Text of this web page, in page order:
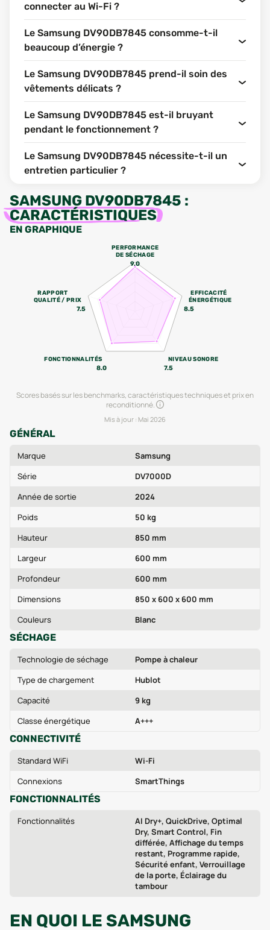
connecter au Wi-Fi ?
Le Samsung DV90DB7845 consomme-t-il
beaucoup d’énergie ?
Le Samsung DV90DB7845 prend-il soin des
vêtements délicats ?
Le Samsung DV90DB7845 est-il bruyant
pendant le fonctionnement ?
Le Samsung DV90DB7845 nécessite-t-il un
entretien particulier ?
SAMSUNG DV90DB7845 :
CARACTÉRISTIQUES
EN GRAPHIQUE
PERFORMANCE
DE SÉCHAGE
9.0
EFFICACITÉ
ÉNERGÉTIQUE
8.5
NIVEAU SONORE
7.5
FONCTIONNALITÉS
8.0
RAPPORT
QUALITÉ / PRIX
7.5
Scores basés sur les benchmarks, caractéristiques techniques et prix en
reconditionné.
Mis à jour : Mai 2026
GÉNÉRAL
Marque
Samsung
Série
DV7000D
Année de sortie
2024
Poids
50 kg
Hauteur
850 mm
Largeur
600 mm
Profondeur
600 mm
Dimensions
850 x 600 x 600 mm
Couleurs
Blanc
SÉCHAGE
Technologie de séchage
Pompe à chaleur
Type de chargement
Hublot
Capacité
9 kg
Classe énergétique
A+++
CONNECTIVITÉ
Standard WiFi
Wi-Fi
Connexions
SmartThings
FONCTIONNALITÉS
Fonctionnalités
AI Dry+, QuickDrive, Optimal
Dry, Smart Control, Fin
différée, Affichage du temps
restant, Programme rapide,
Sécurité enfant, Verrouillage
de la porte, Éclairage du
tambour
EN QUOI LE SAMSUNG